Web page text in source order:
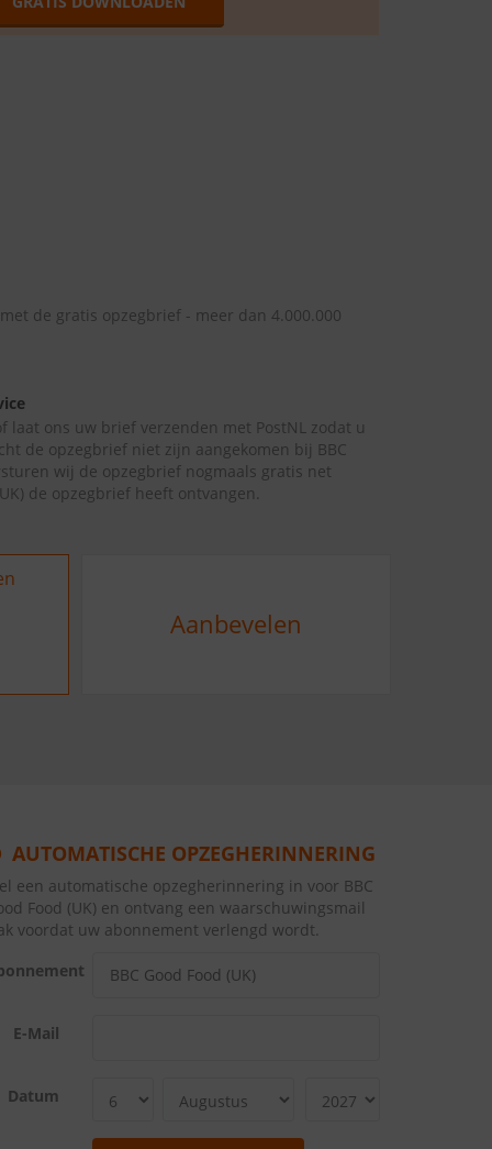
de gratis opzegbrief - meer dan 4.000.000
laat ons uw brief verzenden met PostNL zodat u
de opzegbrief niet zijn aangekomen bij BBC
wij de opzegbrief nogmaals gratis net
de opzegbrief heeft ontvangen.
Aanbevelen
AUTOMATISCHE OPZEGHERINNERING
een automatische opzegherinnering in voor BBC
Food (UK) en ontvang een waarschuwingsmail
voordat uw abonnement verlengd wordt.
E-Mail
Datum